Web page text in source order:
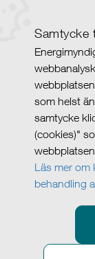
Samtycke
som helst
samtycke
(cookies)"
Läs mer om
behandling